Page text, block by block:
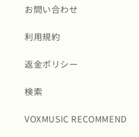
お問い合わせ
利用規約
返金ポリシー
検索
VOXMUSIC RECOMMEND